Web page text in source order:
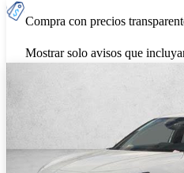
Compra con precios
Mostrar solo avisos que